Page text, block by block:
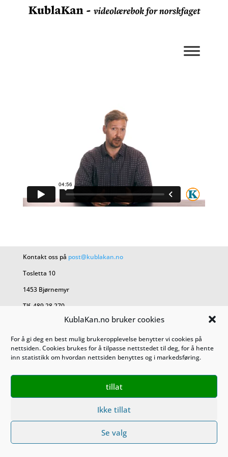
KublaKan.no bruker cookies
For å gi deg en best mulig brukeropplevelse benytter vi cookies på
nettsiden. Cookies brukes for å tilpasse nettstedet til deg, for å hente
inn statistikk om hvordan nettsiden benyttes og i markedsføring.
tillat
Ikke tillat
Se valg
Kontakt oss på post@kublakan.no
Tosletta 10
1453 Bjørnemyr
Tlf. 489 28 270
Salgsbetingelser